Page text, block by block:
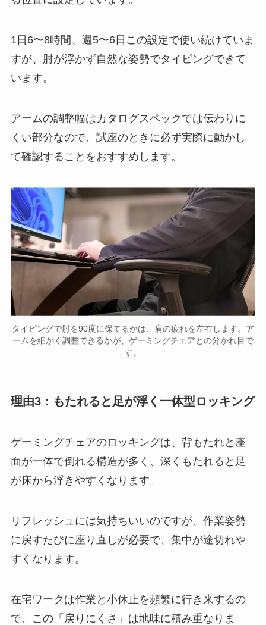
1日6〜8時間、週5〜6日この設定で使い続けていま
すが、肘が浮かず自然な姿勢でタイピングできて
います。
アームの調整幅はカタログスペックでは伝わりに
くい部分なので、試座のときに必ず実際に動かし
て確認することをおすすめします。
タイピングで肘を90度に保てるかは、肩の疲れを左右します。ア
ームを細かく調整できるかが、ゲーミングチェアとの分かれ目で
す。
理由3：もたれると足が浮く一体型ロッキング
ゲーミングチェアのロッキングは、背もたれと座
面が一体で倒れる構造が多く、深くもたれると足
が床から浮きやすくなります。
リフレッシュには気持ちいいのですが、作業姿勢
に戻すたびに座り直しが必要で、集中が途切れや
すくなります。
在宅ワークは作業と小休止を頻繁に行き来するの
で、この「戻りにくさ」は地味に積み重なりま